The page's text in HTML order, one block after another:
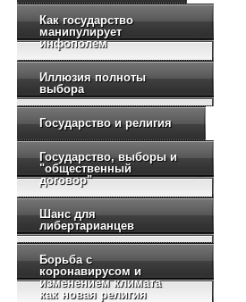
Как государство
манипулирует
инфополем
Иллюзия полноты
выбора
Государство и религия
Государство, выборы и
"общественный
договор"
Шанс для
либертарианцев
Борьба с
коронавирусом и
изменением климата
как новая религия